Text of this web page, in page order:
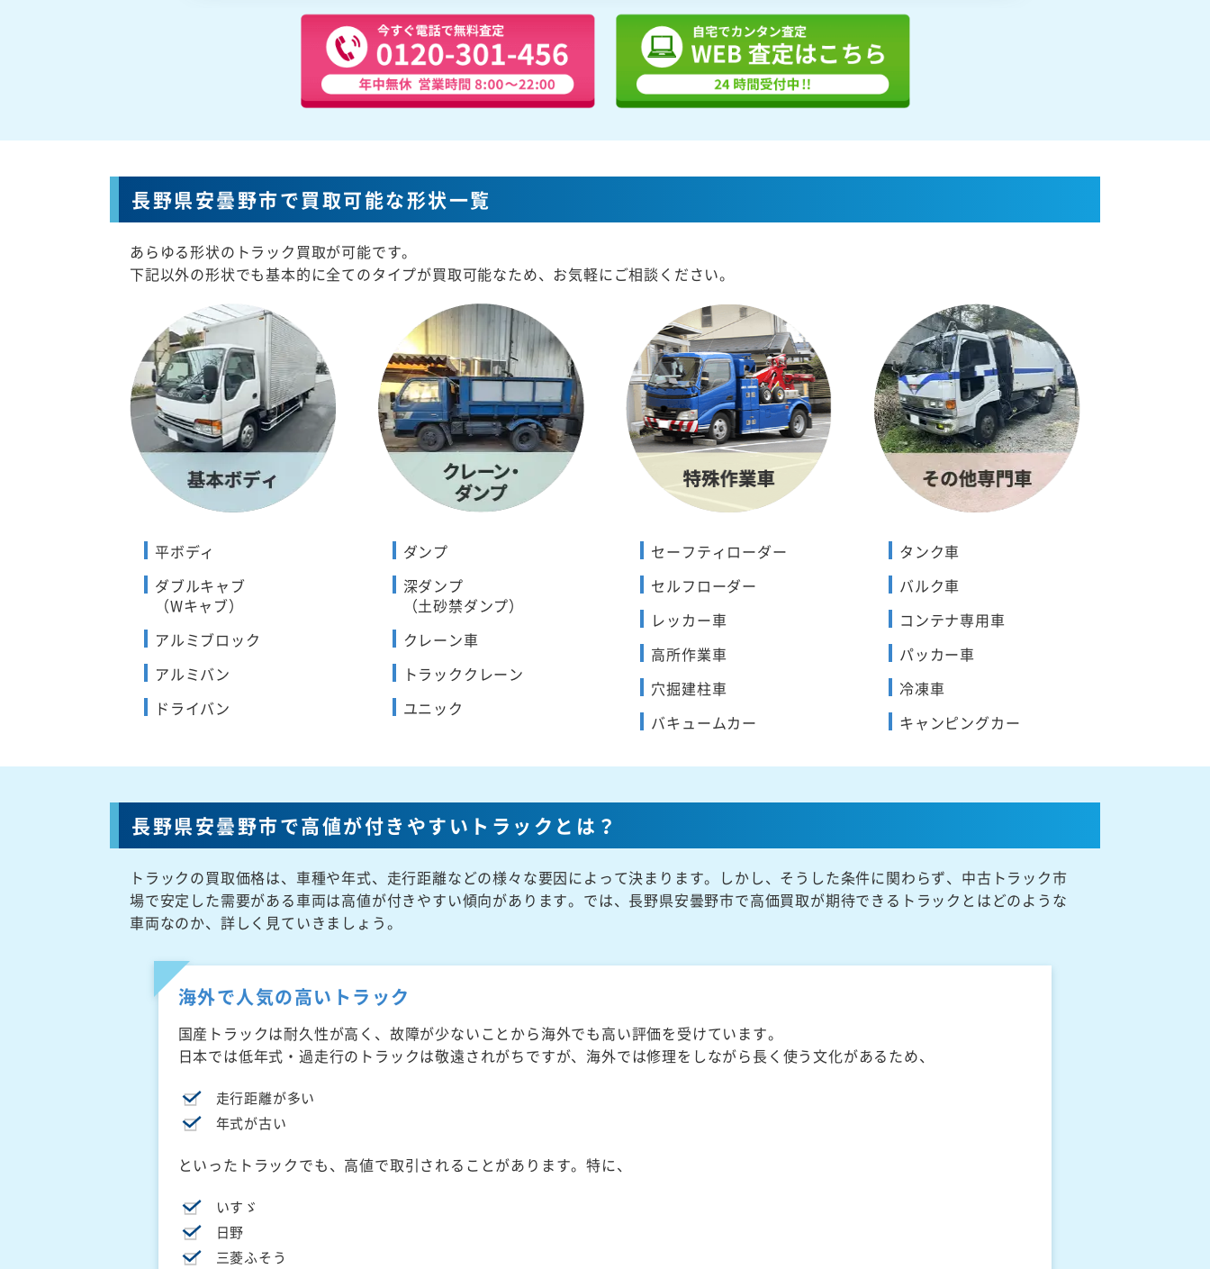
長野県安曇野市で買取可能な形状一覧
あらゆる形状のトラック買取が可能です。
下記以外の形状でも基本的に全てのタイプが買取可能なため、お気軽にご相談ください。
平ボディ
ダブルキャブ
（Wキャブ）
アルミブロック
アルミバン
ドライバン
ダンプ
深ダンプ
（土砂禁ダンプ）
クレーン車
トラッククレーン
ユニック
セーフティローダー
セルフローダー
レッカー車
高所作業車
穴掘建柱車
バキュームカー
タンク車
バルク車
コンテナ専用車
パッカー車
冷凍車
キャンピングカー
長野県安曇野市で高値が付きやすいトラックとは？
トラックの買取価格は、車種や年式、走行距離などの様々な要因によって決まります。しかし、そうした条件に関わらず、中古トラック市
場で安定した需要がある車両は高値が付きやすい傾向があります。では、長野県安曇野市で高価買取が期待できるトラックとはどのような
車両なのか、詳しく見ていきましょう。
海外で人気の高いトラック
国産トラックは耐久性が高く、故障が少ないことから海外でも高い評価を受けています。
日本では低年式・過走行のトラックは敬遠されがちですが、海外では修理をしながら長く使う文化があるため、
走行距離が多い
年式が古い
といったトラックでも、高値で取引されることがあります。特に、
いすゞ
日野
三菱ふそう